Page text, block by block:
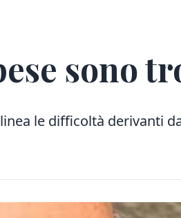
sono
le difficoltà derivanti